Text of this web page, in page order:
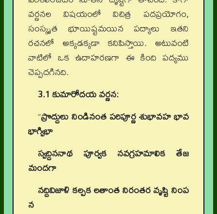
వర్ణనల విషయంలో విచిత్ర పదప్రయోగం,
సంస్కృత భూయిష్టమయిన పద్యాలు ఇతని
రచనలో అక్కడక్కడా కనిపిస్తాయి. అటువంటి
వాటిలో ఒక ఉదాహరణగా ఈ కింది పద్యము
చెప్పదగినది.
3.1 కుమారోదయ వర్ణన:
“ప్రొద్దులు నిండినంత పరిపూర్ణ శుభావహ భావ
భాగ్విభా
స్వద్దిననాథ పూర్వక నవగ్రహమాలిక తేజ
మందగా
నద్దివిజాళి కల్పక లతాంత నిరంతర వృష్టి నింప
న